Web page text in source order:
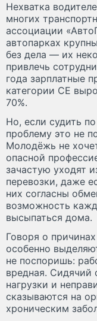
Нехватка
многих
ассоциации
автопарках
без дела — их
привлечь
года зарплатные
категории СЕ
70%.
Но, если судить
проблему это не
Молодёжь не
опасной
зачастую уходят
перевозки, даже
них согласны
возможность
высыпаться дома.
Говоря о
особенно
не поспоришь:
вредная. Сидячий
нагрузки и
сказываются на
хроническим